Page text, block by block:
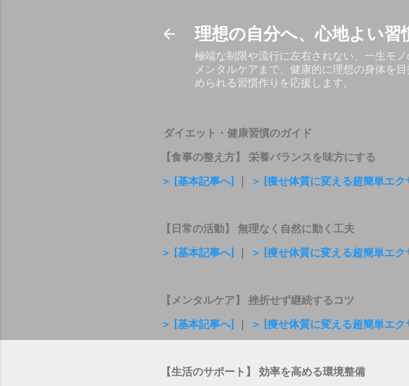
理想の自分へ、心地よい
極端な制限や流行に左右されない、一生モ
メンタルケアまで、健康的に理想の身体を
められる習慣作りを応援します。
ダイエット・健康習慣のガイド
【食事の整え方】 栄養バランスを味方にする
＞ [基本記事へ]
＞ [痩せ体質に変える超簡単エ
【日常の活動】 無理なく自然に動く工夫
＞ [基本記事へ]
＞ [痩せ体質に変える超簡単エ
【メンタルケア】 挫折せず継続するコツ
＞ [基本記事へ]
＞ [痩せ体質に変える超簡単エ
【生活のサポート】 効率を高める環境整備